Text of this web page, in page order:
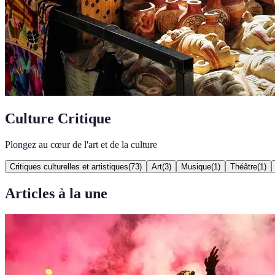
Culture Critique
Plongez au cœur de l'art et de la culture
Critiques culturelles et artistiques(73) Art(3) Musique(1 ) Théâtre(1 )
Articles à la une